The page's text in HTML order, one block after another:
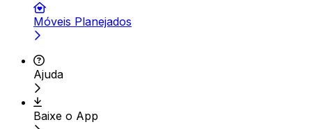
Móveis Planejados
Ajuda
Baixe o App